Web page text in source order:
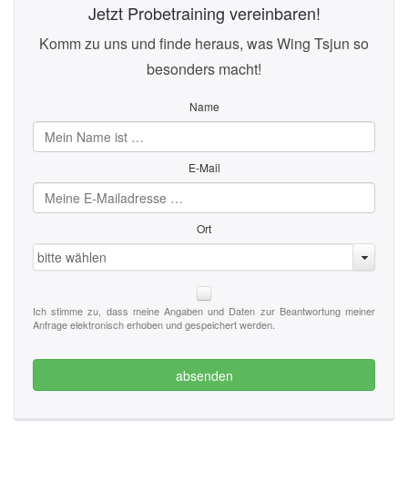
Jetzt Probetraining vereinbaren!
Komm zu uns und finde heraus, was Wing Tsjun so
besonders macht!
Name
E-Mail
Ort
bitte wählen
Ich stimme zu, dass meine Angaben und Daten zur Beantwortung meiner
Anfrage elektronisch erhoben und gespeichert werden.
absenden